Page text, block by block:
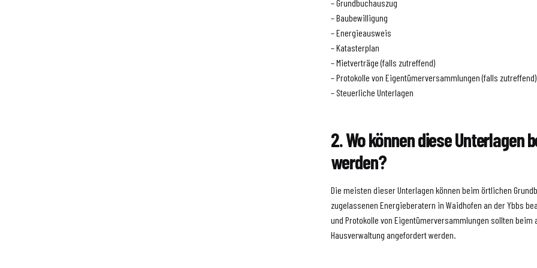
– Grundbuchauszug
– Baubewilligung
– Energieausweis
– Katasterplan
– Mietverträge (falls zutreffend)
– Protokolle von Eigentümerversammlungen (falls zutreffend)
– Steuerliche Unterlagen
2. Wo können diese Unterlagen
werden?
Die meisten dieser Unterlagen können beim örtlichen
zugelassenen Energieberatern in Waidhofen an der Ybbs
und Protokolle von Eigentümerversammlungen sollten beim
Hausverwaltung angefordert werden.